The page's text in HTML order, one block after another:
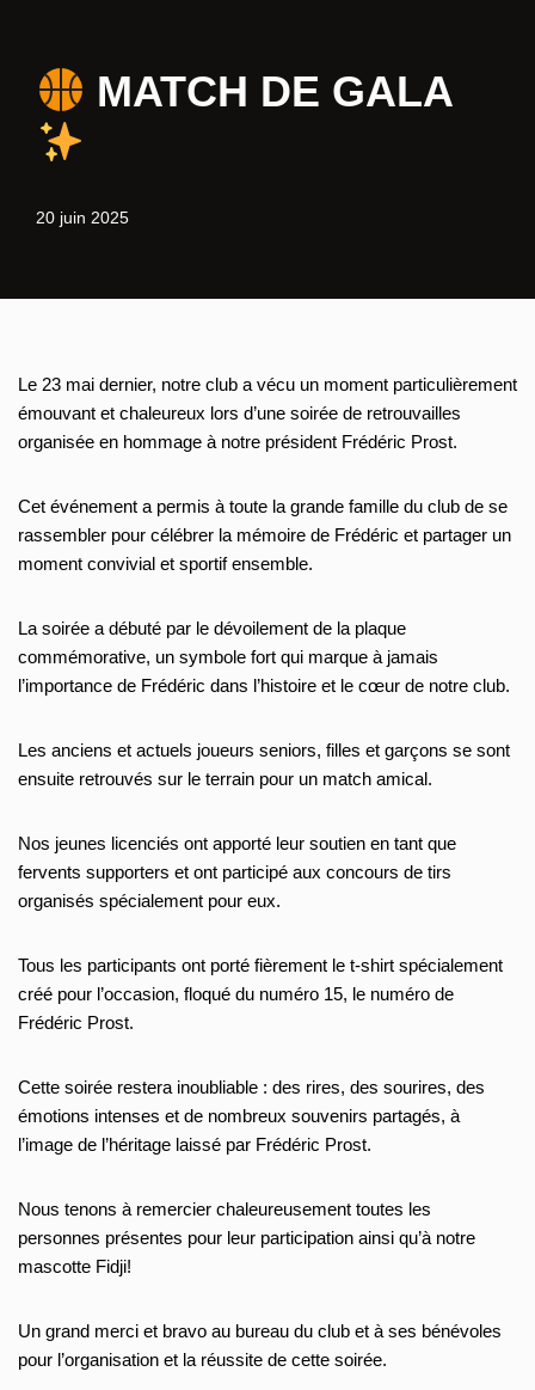
contenu
MATCH DE GALA
20 juin 2025
Le 23 mai dernier, notre club a vécu un moment particulièrement
émouvant et chaleureux lors d’une soirée de retrouvailles
organisée en hommage à notre président Frédéric Prost.
Cet événement a permis à toute la grande famille du club de se
rassembler pour célébrer la mémoire de Frédéric et partager un
moment convivial et sportif ensemble.
La soirée a débuté par le dévoilement de la plaque
commémorative, un symbole fort qui marque à jamais
l’importance de Frédéric dans l’histoire et le cœur de notre club.
Les anciens et actuels joueurs seniors, filles et garçons se sont
ensuite retrouvés sur le terrain pour un match amical.
Nos jeunes licenciés ont apporté leur soutien en tant que
fervents supporters et ont participé aux concours de tirs
organisés spécialement pour eux.
Tous les participants ont porté fièrement le t-shirt spécialement
créé pour l’occasion, floqué du numéro 15, le numéro de
Frédéric Prost.
Cette soirée restera inoubliable : des rires, des sourires, des
émotions intenses et de nombreux souvenirs partagés, à
l’image de l’héritage laissé par Frédéric Prost.
Nous tenons à remercier chaleureusement toutes les
personnes présentes pour leur participation ainsi qu’à notre
mascotte Fidji!
Un grand merci et bravo au bureau du club et à ses bénévoles
pour l’organisation et la réussite de cette soirée.